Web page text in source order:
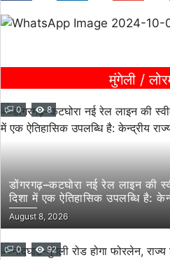
मुंगेली /
0 8
डोंगरगढ़–कटघोरा नई रेल लाइन की
दिशा में एक ऐतिहासिक उपलब्धि है:
August 8, 2026
0 92